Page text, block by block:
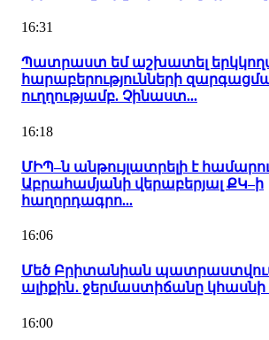
16:31
Պատրաստ եմ աշխատել
հարաբերությունների
ուղղությամբ. Չինաստ...
16:18
ՄԻՊ–ն անթույլատրելի է
Աբրահամյանի վերաբերյալ ՔԿ–ի
հաղորդագրո...
16:06
Մեծ Բրիտանիան պատրաստվում
ալիքին․ ջերմաստիճանը կհասնի
16:00